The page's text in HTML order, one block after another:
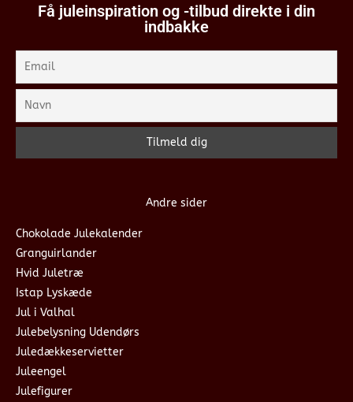
Få juleinspiration og -tilbud direkte i din
indbakke
Andre sider
Chokolade Julekalender
Granguirlander
Hvid Juletræ
Istap Lyskæde
Jul i Valhal
Julebelysning Udendørs
Juledækkeservietter
Juleengel
Julefigurer